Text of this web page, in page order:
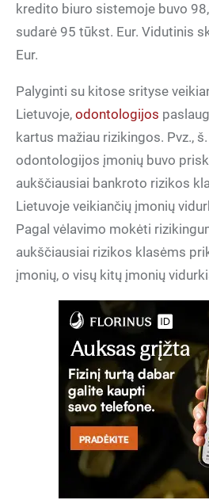
kredito biuro sistemoje buvo
sudarė 95 tūkst. Eur. Vidutinis
Eur.
Palyginti su kitose srityse
Lietuvoje, odontologijos
kartus mažiau rizikingos. Pvz.,
odontologijos įmonių buvo
aukščiausiai bankroto rizikos
Lietuvoje veikiančių įmonių
Pagal vėlavimo mokėti
aukščiausiai rizikos klasėms
įmonių, o visų kitų įmonių